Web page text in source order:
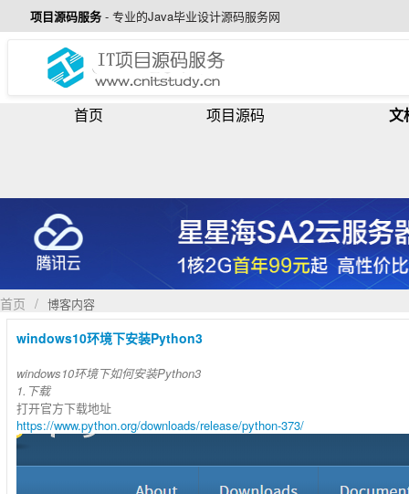
项目源码服务 - 专业的Java毕业设计源码服务网
首页 项目源码 文
首页 / 博客内容
windows10环境下安装Python3
windows10环境下如何安装Python3
1.下载
打开官方下载地址
https://www.python.org/downloads/release/python-373/